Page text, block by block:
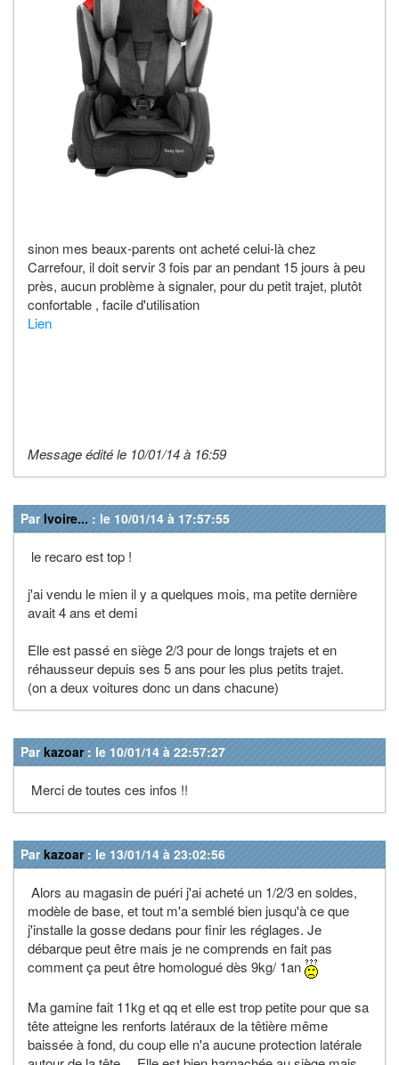
sinon mes beaux-parents ont acheté celui-là chez
Carrefour, il doit servir 3 fois par an pendant 15 jours à peu
près, aucun problème à signaler, pour du petit trajet, plutôt
confortable , facile d'utilisation
Lien
Message édité le 10/01/14 à 16:59
ParIvoire... : le 10/01/14 à 17:57:55
le recaro est top !
j'ai vendu le mien il y a quelques mois, ma petite dernière
avait 4 ans et demi
Elle est passé en siège 2/3 pour de longs trajets et en
réhausseur depuis ses 5 ans pour les plus petits trajet.
(on a deux voitures donc un dans chacune)
Parkazoar: le 10/01/14 à 22:57:27
Merci de toutes ces infos !!
Parkazoar: le 13/01/14 à 23:02:56
Alors au magasin de puéri j'ai acheté un 1/2/3 en soldes,
modèle de base, et tout m'a semblé bien jusqu'à ce que
j'installe la gosse dedans pour finir les réglages. Je
débarque peut être mais je ne comprends en fait pas
comment ça peut être homologué dès 9kg/ 1an
Ma gamine fait 11kg et qq et elle est trop petite pour que sa
tête atteigne les renforts latéraux de la têtière même
baissée à fond, du coup elle n'a aucune protection latérale